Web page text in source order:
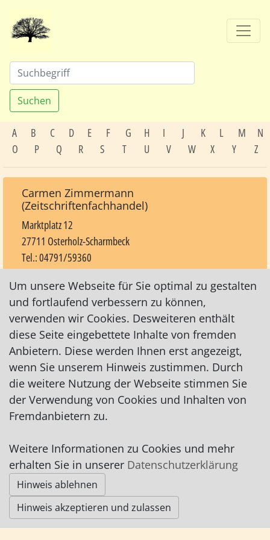
Suchen
A B C D E F G H I J K L M
N
O
P Q R S T U V W X Y Z
Carmen Zimmermann
(Zeitschriftenfachhandel)
Marktplatz 12
27711 Osterholz-Scharmbeck
Tel.: 04791/59360
carmen-zimmermann@web.de
Impressum|Datenschutz|AGB
© Worpswede24 2015-2026
Um unsere Webseite für Sie optimal zu gestalten
und fortlaufend verbessern zu können,
verwenden wir Cookies. Desweiteren enthält
diese Seite eingebettete Inhalte von fremden
Anbietern. Diese werden Ihnen erst angezeigt,
wenn Sie unserem Hinweis zustimmen. Durch
die weitere Nutzung der Webseite stimmen Sie
der Verwendung von Cookies und Inhalten von
Fremdanbietern zu.
Weitere Informationen zu Cookies und mehr
erhalten Sie in unserer Datenschutzerklärung
Hinweis ablehnen
Hinweis akzeptieren und zulassen